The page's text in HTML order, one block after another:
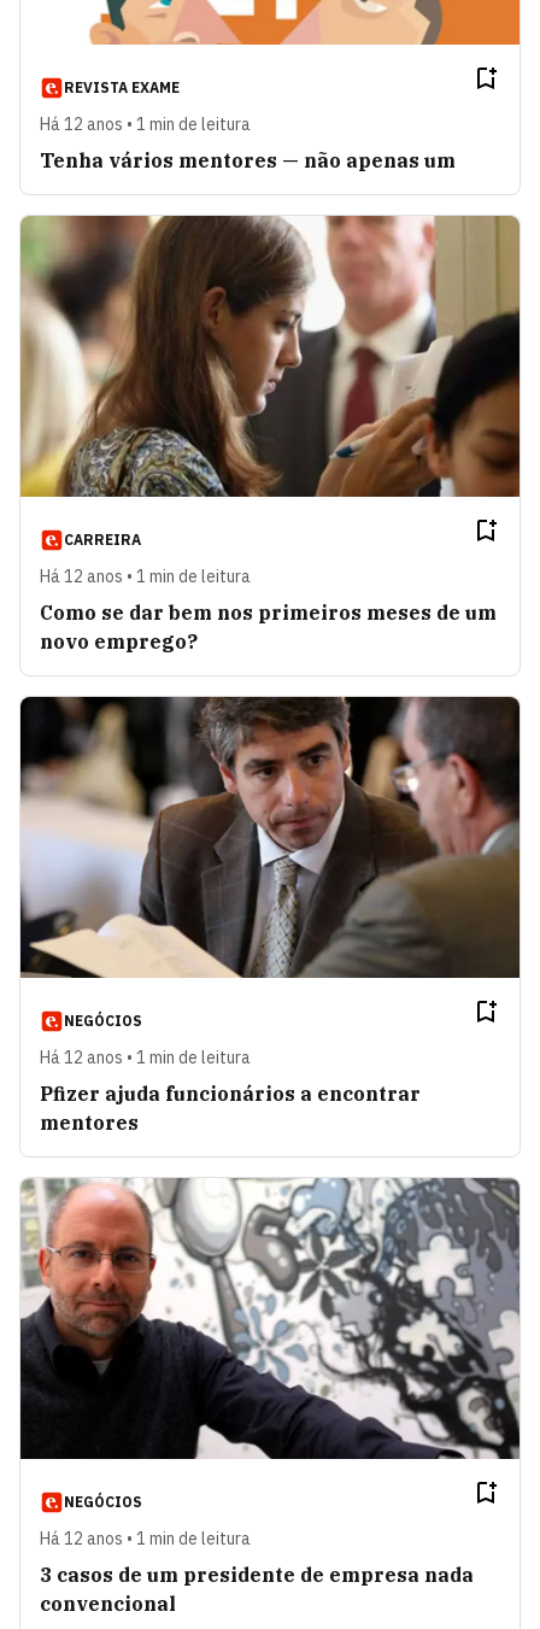
REVISTA EXAME
Há 12 anos • 1 min de leitura
Tenha vários mentores — não apenas um
CARREIRA
Há 12 anos • 1 min de leitura
Como se dar bem nos primeiros meses de um
novo emprego?
NEGÓCIOS
Há 12 anos • 1 min de leitura
Pfizer ajuda funcionários a encontrar
mentores
NEGÓCIOS
Há 12 anos • 1 min de leitura
3 casos de um presidente de empresa nada
convencional